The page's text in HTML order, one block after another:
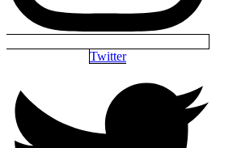
Twitter